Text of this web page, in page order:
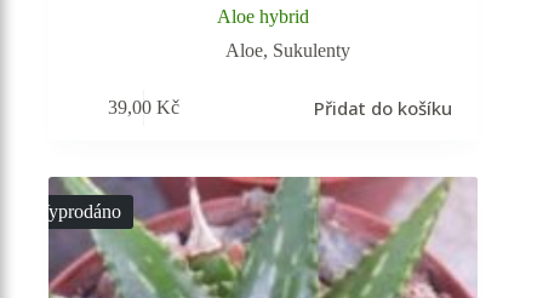
Aloe hybrid
Aloe, Sukulenty
39,00Kč Přidat do košíku
Vyprodáno